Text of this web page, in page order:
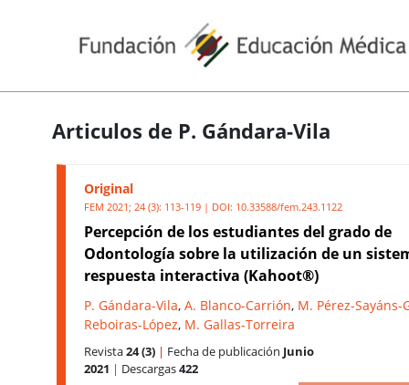
Articulos de P. Gándara-Vila
Original
FEM 2021; 24 (3): 113-119 | DOI: 10.33588/fem.243.1122
Percepción de los estudiantes del grado de
Odontología sobre la utilización de un
respuesta interactiva (Kahoot®)
P. Gándara-Vila, A. Blanco-Carrión, M. Pérez-Sayáns-
Reboiras-López, M. Gallas-Torreira
Revista24 (3) | Fecha de publicación Junio
2021 | Descargas422